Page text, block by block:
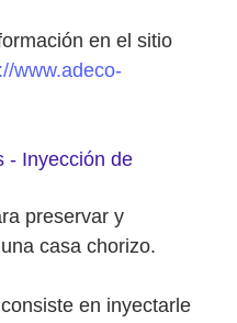
en el sitio
www.adeco-
- Inyección de
preservar y
casa chorizo.
en inyectarle